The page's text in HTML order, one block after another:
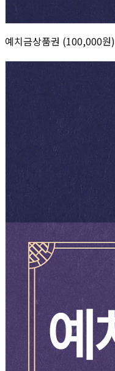
예치금상품권 (100,000원)